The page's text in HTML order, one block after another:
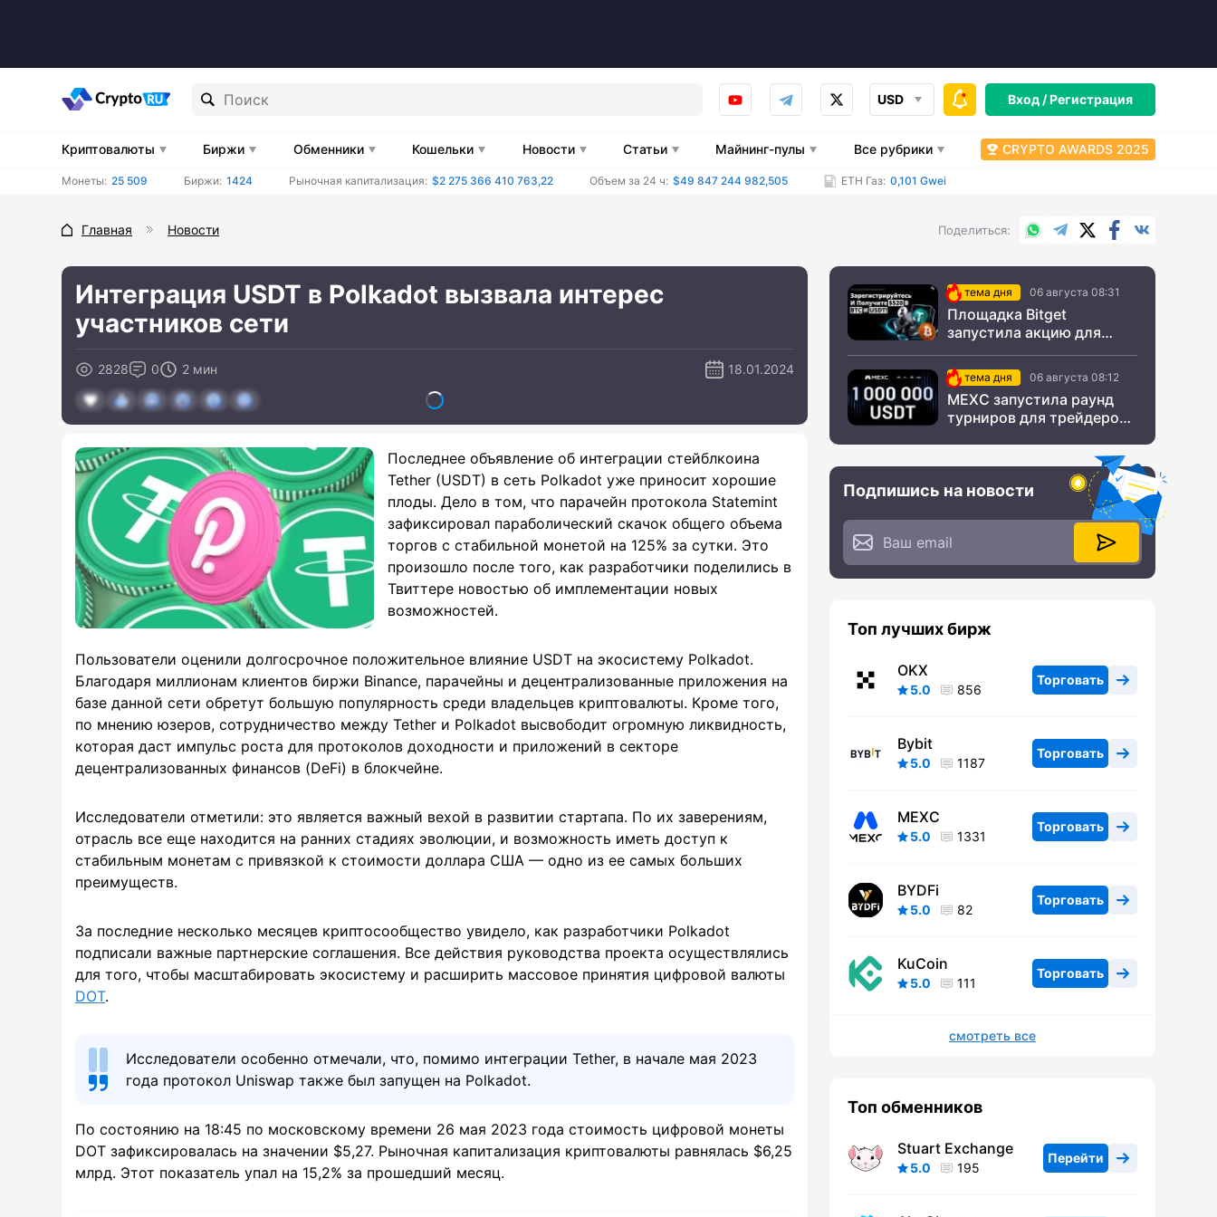
USD Вход /Регистрация
Криптовалюты Биржи Обменники Кошельки Новости Статьи Майнинг-пулы Все рубрики CRYPTO AWARDS 2025
Монеты: 25 509 Биржи: 1424 Рыночная капитализация: $2 275 366 410 763,22 Объем за 24 ч: $49 847 244 982,505 ETH Газ: 0,101 Gwei
Главная Новости Поделиться WhatsApp
TelegramX.comFacebook
Интеграция USDT в Polkadot вызвала интерес
участников сети
2828 0 2 мин 18.01.2024
Последнее объявление об интеграции стейблкоина
Tether (USDT) в сеть Polkadot уже приносит хорошие
плоды. Дело в том, что парачейн протокола Statemint
зафиксировал параболический скачок общего объема
торгов с стабильной монетой на 125% за сутки. Это
произошло после того, как разработчики поделились в
Твиттере новостью об имплементации новых
возможностей.
Пользователи оценили долгосрочное положительное влияние USDT на экосистему Polkadot.
Благодаря миллионам клиентов биржи Binance, парачейны и децентрализованные приложения на
базе данной сети обретут большую популярность среди владельцев криптовалюты. Кроме того,
по мнению юзеров, сотрудничество между Tether и Polkadot высвободит огромную ликвидность,
которая даст импульс роста для протоколов доходности и приложений в секторе
децентрализованных финансов (DeFi) в блокчейне.
Исследователи отметили: это является важный вехой в развитии стартапа. По их заверениям,
отрасль все еще находится на ранних стадиях эволюции, и возможность иметь доступ к
стабильным монетам с привязкой к стоимости доллара США — одно из ее самых больших
преимуществ.
За последние несколько месяцев криптосообщество увидело, как разработчики Polkadot
подписали важные партнерские соглашения. Все действия руководства проекта осуществлялись
для того, чтобы масштабировать экосистему и расширить массовое принятия цифровой валюты
DOT.
Исследователи особенно отмечали, что, помимо интеграции Tether, в начале мая 2023
года протокол Uniswap также был запущен на Polkadot.
По состоянию на 18:45 по московскому времени 26 мая 2023 года стоимость цифровой монеты
DOT зафиксировалась на значении $5,27. Рыночная капитализация криптовалюты равнялась $6,25
млрд. Этот показатель упал на 15,2% за прошедший месяц.
тема дня 06 августа 08:31
Площадка Bitget
запустила акцию для
СНГтема дня 06 августа 08:12
MEXC запустила раунд
турниров для трейдеров
Подпишись на новости
Топ лучших бирж
OKX
5.0 856
Торговать
Bybit
5.0 1187
Торговать
MEXC
5.0 1331
Торговать
BYDFi
5.0 82
Торговать
KuCoin
5.0 111
Торговать
смотреть все
Топ обменников
Stuart Exchange
5.0 195
Перейти